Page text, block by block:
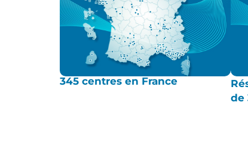
345 centres en France
de